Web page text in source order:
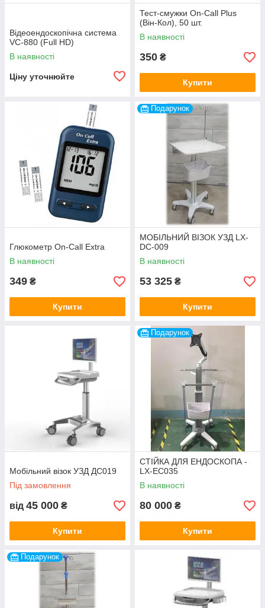
Відеоендоскопічна система
VC-880 (Full HD)
В наявності
Ціну уточнюйте
Тест-смужки On-Call Plus
(Він-Кол), 50 шт.
В наявності
350 ₴
Купити
Глюкометр On-Call Extra
В наявності
349 ₴
Купити
Подарунок
МОБІЛЬНИЙ ВІЗОК УЗД LX-
DC-009
В наявності
53 325 ₴
Купити
Мобільний візок УЗД ДС019
Під замовлення
від 45 000 ₴
Купити
Подарунок
СТІЙКА ДЛЯ ЕНДОСКОПА -
LX-EС035
В наявності
80 000 ₴
Купити
Подарунок